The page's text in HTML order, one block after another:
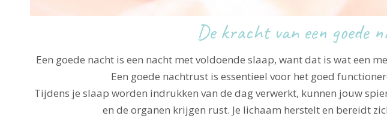
De kracht van een goede
Een goede nacht is een nacht met voldoende slaap, want dat is wat een
Een goede nachtrust is essentieel voor het goed
Tijdens je slaap worden indrukken van de dag verwerkt, kunnen jouw
en de organen krijgen rust. Je lichaam herstelt en bereidt